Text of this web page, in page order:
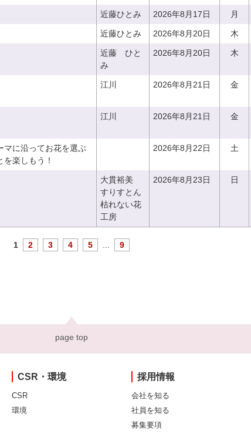
近藤ひとみ 2026年8月17日 月
近藤ひとみ 2026年8月20日 木
近藤 ひと
み
2026年8月20日 木
江川 2026年8月21日 金
江川 2026年8月21日 金
マに沿ってお花を選ぶ
を楽しもう！
2026年8月22日 土
大貫裕美
すりすとん
枯れない花
工房
2026年8月23日 日
1 2 3 4 5 9
page top
CSR・環境
CSR
環境
採用情報
会社を知る
社員を知る
募集要項